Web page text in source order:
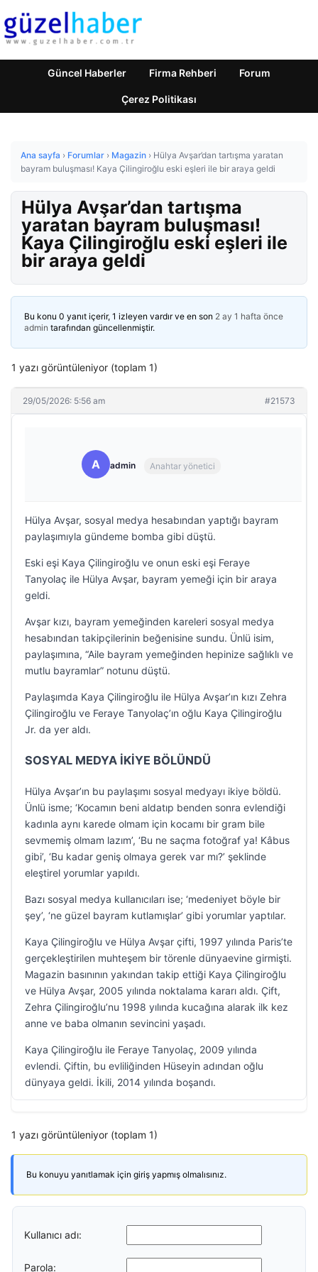
Güncel Haberler Firma Rehberi Forum
Çerez Politikası
Ana sayfa › Forumlar › Magazin › Hülya Avşar’dan tartışma yaratan
bayram buluşması! Kaya Çilingiroğlu eski eşleri ile bir araya geldi
Hülya Avşar’dan tartışma
yaratan bayram buluşması!
Kaya Çilingiroğlu eski eşleri ile
bir araya geldi
Bu konu 0 yanıt içerir, 1 izleyen vardır ve en son 2 ay 1 hafta önce
admin tarafından güncellenmiştir.
1 yazı görüntüleniyor (toplam 1)
29/05/2026: 5:56 am #21573
A admin Anahtar yönetici
Hülya Avşar, sosyal medya hesabından yaptığı bayram
paylaşımıyla gündeme bomba gibi düştü.
Eski eşi Kaya Çilingiroğlu ve onun eski eşi Feraye
Tanyolaç ile Hülya Avşar, bayram yemeği için bir araya
geldi.
Avşar kızı, bayram yemeğinden kareleri sosyal medya
hesabından takipçilerinin beğenisine sundu. Ünlü isim,
paylaşımına, “Aile bayram yemeğinden hepinize sağlıklı ve
mutlu bayramlar” notunu düştü.
Paylaşımda Kaya Çilingiroğlu ile Hülya Avşar’ın kızı Zehra
Çilingiroğlu ve Feraye Tanyolaç’ın oğlu Kaya Çilingiroğlu
Jr. da yer aldı.
SOSYAL MEDYA İKİYE BÖLÜNDÜ
Hülya Avşar’ın bu paylaşımı sosyal medyayı ikiye böldü.
Ünlü isme; ‘Kocamın beni aldatıp benden sonra evlendiği
kadınla aynı karede olmam için kocamı bir gram bile
sevmemiş olmam lazım’, ‘Bu ne saçma fotoğraf ya! Kâbus
gibi’, ‘Bu kadar geniş olmaya gerek var mı?’ şeklinde
eleştirel yorumlar yapıldı.
Bazı sosyal medya kullanıcıları ise; ‘medeniyet böyle bir
şey’, ‘ne güzel bayram kutlamışlar’ gibi yorumlar yaptılar.
Kaya Çilingiroğlu ve Hülya Avşar çifti, 1997 yılında Paris’te
gerçekleştirilen muhteşem bir törenle dünyaevine girmişti.
Magazin basınının yakından takip ettiği Kaya Çilingiroğlu
ve Hülya Avşar, 2005 yılında noktalama kararı aldı. Çift,
Zehra Çilingiroğlu’nu 1998 yılında kucağına alarak ilk kez
anne ve baba olmanın sevincini yaşadı.
Kaya Çilingiroğlu ile Feraye Tanyolaç, 2009 yılında
evlendi. Çiftin, bu evliliğinden Hüseyin adından oğlu
dünyaya geldi. İkili, 2014 yılında boşandı.
1 yazı görüntüleniyor (toplam 1)
Bu konuyu yanıtlamak için giriş yapmış olmalısınız.
Kullanıcı adı:
Parola: